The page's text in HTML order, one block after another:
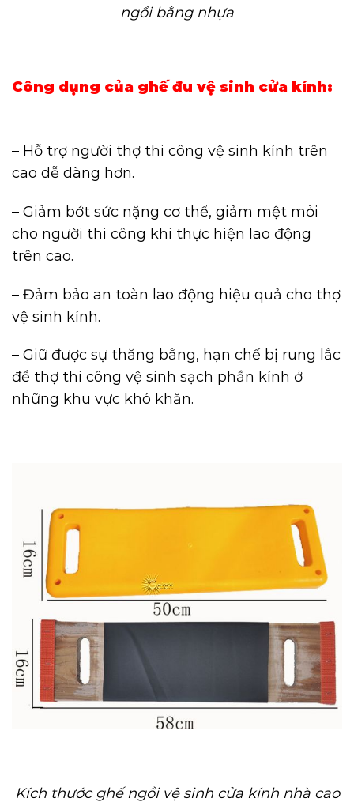
ngồi bằng nhựa
Công dụng của ghế đu vệ sinh cửa kính:
– Hỗ trợ người thợ thi công vệ sinh kính trên
cao dễ dàng hơn.
– Giảm bớt sức nặng cơ thể, giảm mệt mỏi
cho người thi công khi thực hiện lao động
trên cao.
– Đảm bảo an toàn lao động hiệu quả cho thợ
vệ sinh kính.
– Giữ được sự thăng bằng, hạn chế bị rung lắc
để thợ thi công vệ sinh sạch phần kính ở
những khu vực khó khăn.
Kích thước ghế ngồi vệ sinh cửa kính nhà cao